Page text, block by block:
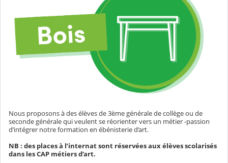
Nous proposons à des élèves de 3ème générale de collège ou de
seconde générale qui veulent se réorienter vers un métier -passion
d’intégrer notre formation en ébénisterie d’art.
NB : des places à l’internat sont réservées aux élèves scolarisés
dans les CAP métiers d’art.